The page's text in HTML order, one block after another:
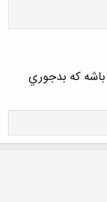
باشه كه بدجوري